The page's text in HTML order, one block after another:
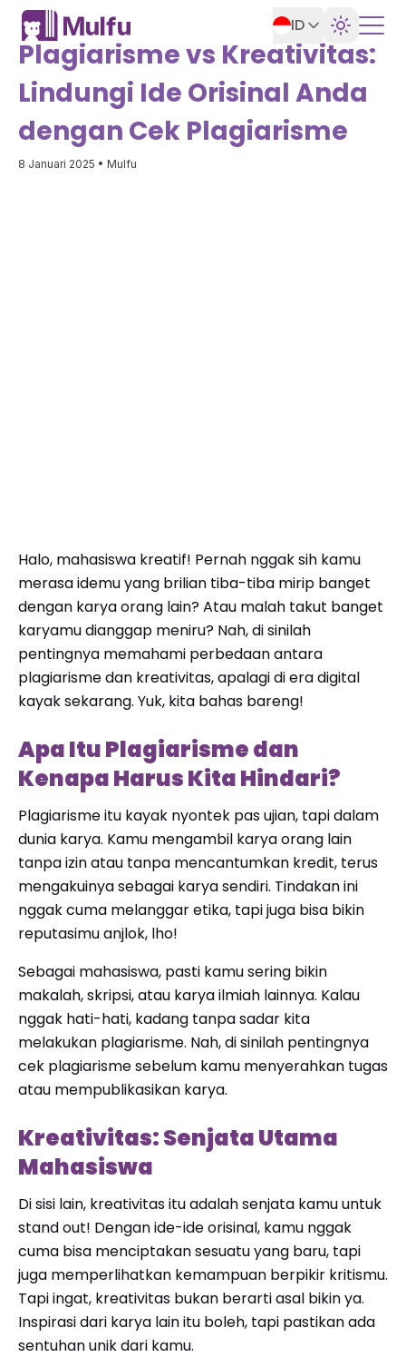
ID
Plagiarisme vs Kreativitas:
Lindungi Ide Orisinal Anda
dengan Cek Plagiarisme
8 Januari 2025 • Mulfu
Halo, mahasiswa kreatif! Pernah nggak sih kamu
merasa idemu yang brilian tiba-tiba mirip banget
dengan karya orang lain? Atau malah takut banget
karyamu dianggap meniru? Nah, di sinilah
pentingnya memahami perbedaan antara
plagiarisme dan kreativitas, apalagi di era digital
kayak sekarang. Yuk, kita bahas bareng!
Apa Itu Plagiarisme dan
Kenapa Harus Kita Hindari?
Plagiarisme itu kayak nyontek pas ujian, tapi dalam
dunia karya. Kamu mengambil karya orang lain
tanpa izin atau tanpa mencantumkan kredit, terus
mengakuinya sebagai karya sendiri. Tindakan ini
nggak cuma melanggar etika, tapi juga bisa bikin
reputasimu anjlok, lho!
Sebagai mahasiswa, pasti kamu sering bikin
makalah, skripsi, atau karya ilmiah lainnya. Kalau
nggak hati-hati, kadang tanpa sadar kita
melakukan plagiarisme. Nah, di sinilah pentingnya
cek plagiarisme sebelum kamu menyerahkan tugas
atau mempublikasikan karya.
Kreativitas: Senjata Utama
Mahasiswa
Di sisi lain, kreativitas itu adalah senjata kamu untuk
stand out! Dengan ide-ide orisinal, kamu nggak
cuma bisa menciptakan sesuatu yang baru, tapi
juga memperlihatkan kemampuan berpikir kritismu.
Tapi ingat, kreativitas bukan berarti asal bikin ya.
Inspirasi dari karya lain itu boleh, tapi pastikan ada
sentuhan unik dari kamu.